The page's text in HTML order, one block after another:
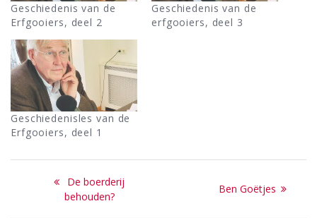
Geschiedenis van de
Erfgooiers, deel 2
Geschiedenis van de
erfgooiers, deel 3
Geschiedenisles van de
Erfgooiers, deel 1
Bericht
navigatie
Previous
post:
De boerderij
behouden?
Next
Ben Goëtjes